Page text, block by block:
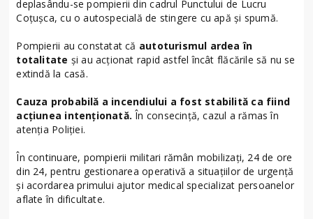
deplasându-se pompierii din cadrul Punctului de Lucru
Coțușca, cu o autospecială de stingere cu apă și spumă.
Pompierii au constatat că autoturismul ardea în
totalitate și au acționat rapid astfel încât flăcările să nu se
extindă la casă.
Cauza probabilă a incendiului a fost stabilită ca fiind
acţiunea intenţionată. În consecință, cazul a rămas în
atenția Poliției.
În continuare, pompierii militari rămân mobilizați, 24 de ore
din 24, pentru gestionarea operativă a situaţiilor de urgenţă
şi acordarea primului ajutor medical specializat persoanelor
aflate în dificultate.